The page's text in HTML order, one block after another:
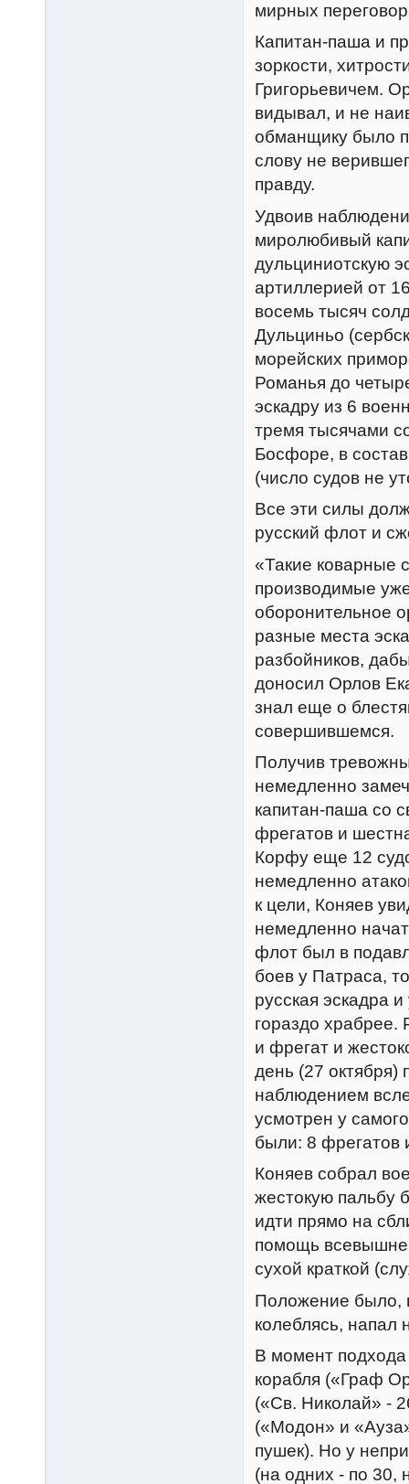
мирных
Капитан-паша и
зоркости,
Григорьевичем.
видывал, и не
обманщику было
слову не
правду.
Удвоив
миролюбивый
дульциниотскую
артиллерией от
восемь тысяч
Дульциньо
морейских
Романья до
эскадру из 6
тремя тысячами
Босфоре, в
(число судов не
Все эти силы
русский флот и
«Такие коварные
производимые
оборонительное
разные места
разбойников,
доносил Орлов
знал еще о
совершившемся.
Получив
немедленно
капитан-паша со
фрегатов и
Корфу еще 12
немедленно
к цели, Коняев
немедленно
флот был в
боев у Патраса,
русская эскадра
гораздо храбрее.
и фрегат и
день (27 октября)
наблюдением
усмотрен у
были: 8 фрегатов
Коняев собрал
жестокую пальбу
идти прямо на
помощь
сухой краткой
Положение было,
колеблясь, напал
В момент
корабля («Граф
(«Св. Николай» -
(«Модон» и
пушек). Но у
(на одних - по 30,